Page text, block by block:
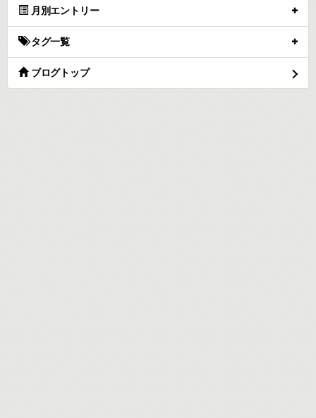
月別エントリー
タグ一覧
ブログトップ